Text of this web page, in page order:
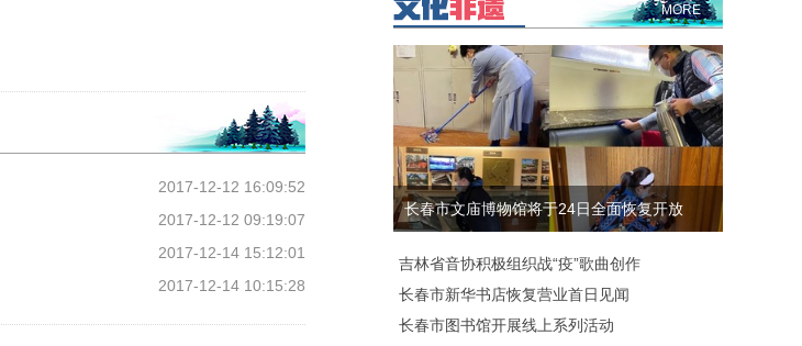
2017-12-12 16:09:52
2017-12-12 09:19:07
2017-12-14 15:12:01
2017-12-14 10:15:28
MORE
长春市文庙博物馆将于24日全面恢复开放
吉林省音协积极组织战“疫”歌曲创作
长春市新华书店恢复营业首日见闻
长春市图书馆开展线上系列活动